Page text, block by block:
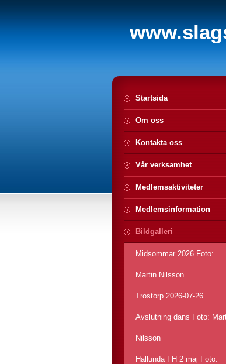
Startsida
Om oss
Kontakta oss
Vår verksamhet
Medlemsaktiviteter
Medlemsinformation
Bildgalleri
Midsommar 2026 Foto:
Martin Nilsson
Trostorp 2026-07-26
Avslutning dans Foto:
Nilsson
Hallunda FH 2 maj Foto: